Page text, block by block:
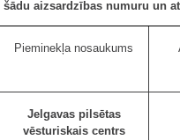
aizsardzības numuru un
Pieminekļa nosaukums
Jelgavas pilsētas
vēsturiskais centrs